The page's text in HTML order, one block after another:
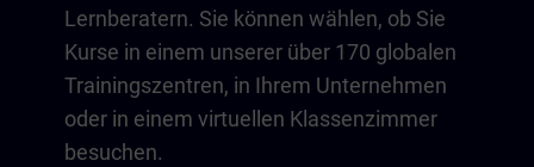
Lernberatern. Sie können wählen, ob Sie
Kurse in einem unserer über 170 globalen
Trainingszentren, in Ihrem Unternehmen
oder in einem virtuellen Klassenzimmer
besuchen.